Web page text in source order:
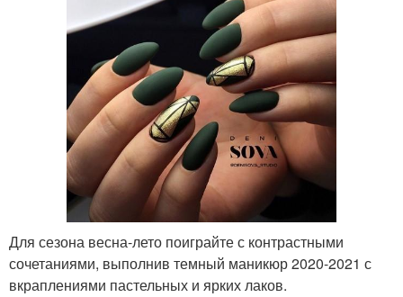
Для сезона весна-лето поиграйте с контрастными
сочетаниями, выполнив темный маникюр 2020-2021 с
вкраплениями пастельных и ярких лаков.